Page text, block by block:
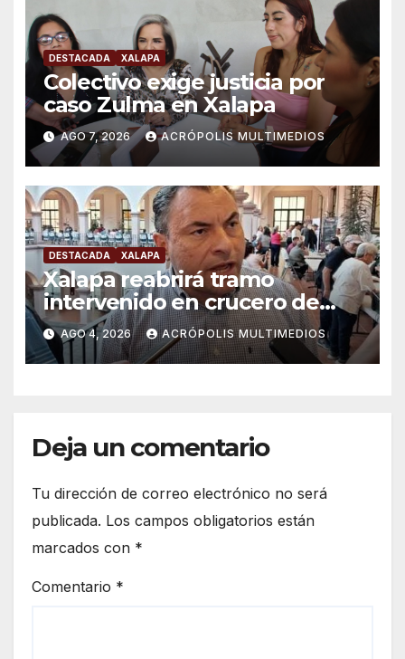
DESTACADA XALAPA
Colectivo exige justicia por
caso Zulma en Xalapa
AGO 7, 2026 ACRÓPOLIS MULTIMEDIOS
DESTACADA XALAPA
Xalapa reabrirá tramo
intervenido en crucero de
Manuel C. Tello esta semana
AGO 4, 2026 ACRÓPOLIS MULTIMEDIOS
Deja un comentario
Tu dirección de correo electrónico no será
publicada. Los campos obligatorios están
marcados con *
Comentario *